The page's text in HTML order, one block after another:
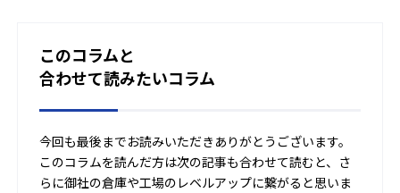
このコラムと
合わせて読みたいコラム
今回も最後までお読みいただきありがとうございます。
このコラムを読んだ方は次の記事も合わせて読むと、さ
らに御社の倉庫や工場のレベルアップに繋がると思いま